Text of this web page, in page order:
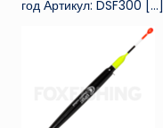
год Артикул: DSF300 […]